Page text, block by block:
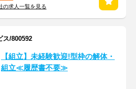
の求人一覧を見る
ス/800592
【組立】未経験歓迎!型枠の解体・
組立≪履歴書不要≫